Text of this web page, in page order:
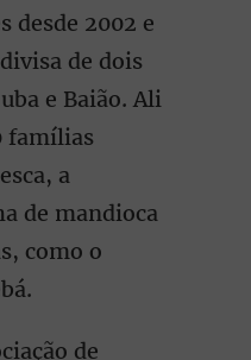
desde 2002 e
de dois
e Baião. Ali
famílias
a
de mandioca
como o
de